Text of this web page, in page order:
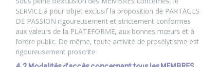
SERVICE a pour objet exclusif la proposition de PARTAGES
DE PASSION rigoureusement et strictement conformes
aux valeurs de la PLATEFORME, aux bonnes mœurs et à
l’ordre public. De même, toute activité de prosélytisme est
rigoureusement proscrite.